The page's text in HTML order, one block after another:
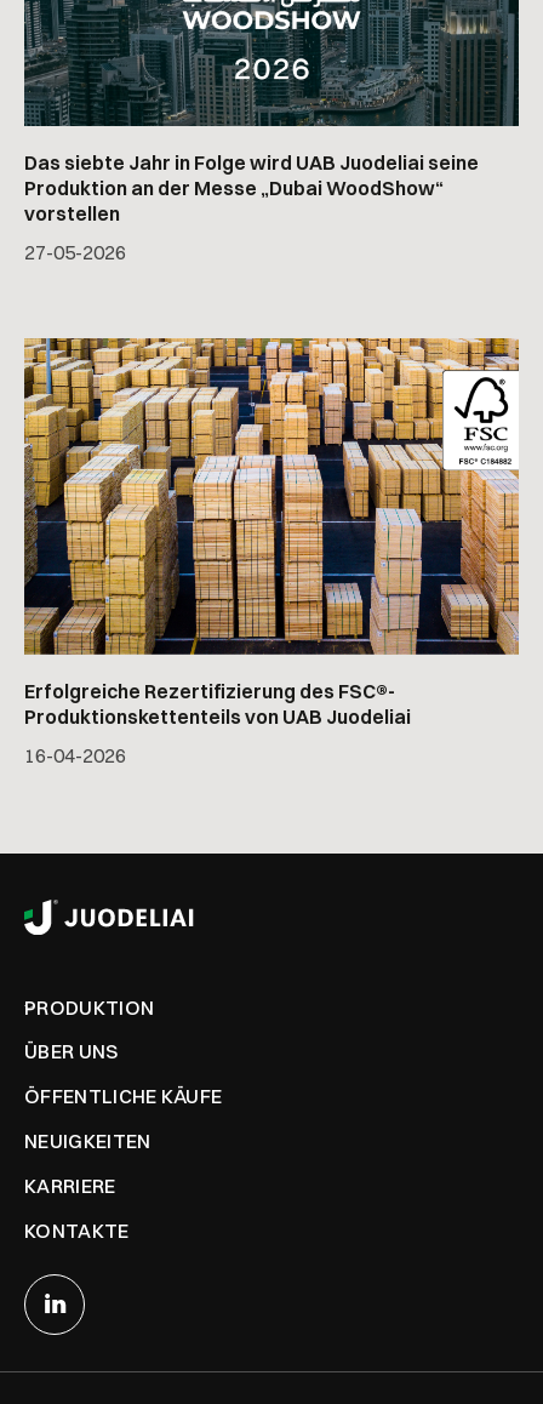
Das siebte Jahr in Folge wird UAB Juodeliai seine
Produktion an der Messe „Dubai WoodShow“
vorstellen
27-05-2026
Erfolgreiche Rezertifizierung des FSC®-
Produktionskettenteils von UAB Juodeliai
16-04-2026
PRODUKTION
ÜBER UNS
ÖFFENTLICHE KÄUFE
NEUIGKEITEN
KARRIERE
KONTAKTE